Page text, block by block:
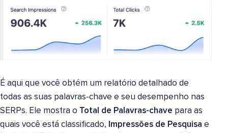
É aqui que você obtém um relatório detalhado de
todas as suas palavras-chave e seu desempenho nas
SERPs. Ele mostra o Total de Palavras-chave para as
quais você está classificado, Impressões de Pesquisa e